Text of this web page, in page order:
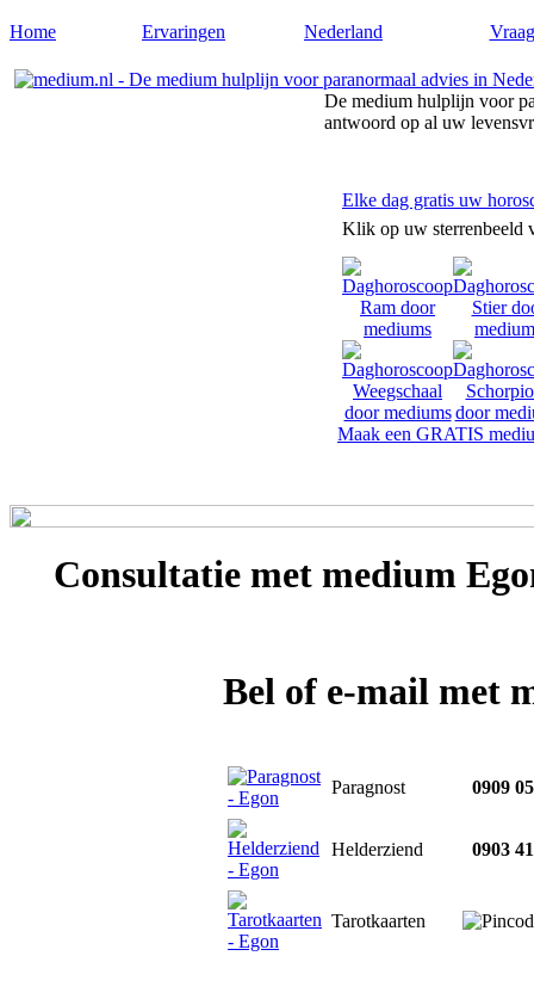
Home Ervaringen Nederland
De medium hulplijn voor
antwoord op al uw
Elke dag gratis uw
Klik op uw sterrenbeeld
Maak een GRATIS
Consultatie met medium
Bel of e-mail met
Paragnost 0909
Helderziend 0903
Tarotkaarten